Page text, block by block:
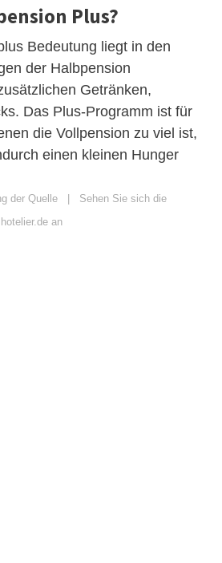
Plus?
Bedeutung liegt in den
der Halbpension
Getränken,
Das Plus-Programm ist für
die Vollpension zu viel ist,
einen kleinen Hunger
der Quelle | Sehen Sie sich die
an